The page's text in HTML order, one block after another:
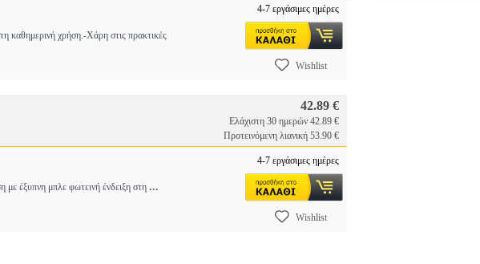
καθημερινή χρήση.-Χάρη στις πρακτικές
4-7 εργάσιμες ημέρες
Wishlist
42.89 €
Ελάχιστη 30 ημερών 42.89 €
Προτεινόμενη λιανική 53.90 €
με έξυπνη μπλε φωτεινή ένδειξη στη ...
4-7 εργάσιμες ημέρες
Wishlist